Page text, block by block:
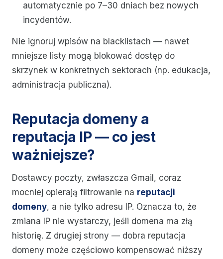
automatycznie po 7–30 dniach bez nowych
incydentów.
Nie ignoruj wpisów na blacklistach — nawet
mniejsze listy mogą blokować dostęp do
skrzynek w konkretnych sektorach (np. edukacja,
administracja publiczna).
Reputacja domeny a
reputacja IP — co jest
ważniejsze?
Dostawcy poczty, zwłaszcza Gmail, coraz
mocniej opierają filtrowanie na reputacji
domeny, a nie tylko adresu IP. Oznacza to, że
zmiana IP nie wystarczy, jeśli domena ma złą
historię. Z drugiej strony — dobra reputacja
domeny może częściowo kompensować niższy